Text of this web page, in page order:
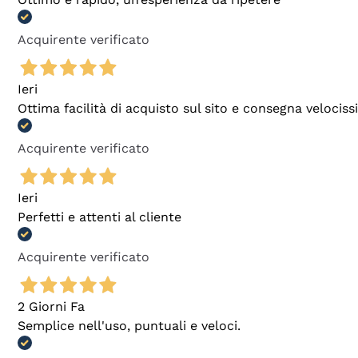
Acquirente verificato
Ieri
Ottima facilità di acquisto sul sito e consegna
Acquirente verificato
Ieri
Perfetti e attenti al cliente
Acquirente verificato
2 Giorni Fa
Semplice nell'uso, puntuali e veloci.